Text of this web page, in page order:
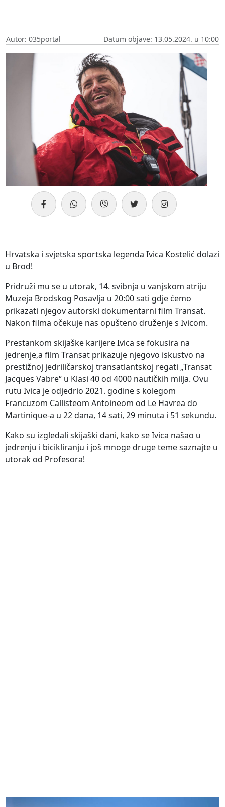
Autor: 035portal Datum objave: 13.05.2024. u 10:00
Hrvatska i svjetska sportska legenda Ivica Kostelić dolazi
u Brod!
Pridruži mu se u utorak, 14. svibnja u vanjskom atriju
Muzeja Brodskog Posavlja u 20:00 sati gdje ćemo
prikazati njegov autorski dokumentarni film Transat.
Nakon filma očekuje nas opušteno druženje s Ivicom.
Prestankom skijaške karijere Ivica se fokusira na
jedrenje,a film Transat prikazuje njegovo iskustvo na
prestižnoj jedriličarskoj transatlantskoj regati „Transat
Jacques Vabre“ u Klasi 40 od 4000 nautičkih milja. Ovu
rutu Ivica je odjedrio 2021. godine s kolegom
Francuzom Callisteom Antoineom od Le Havrea do
Martinique-a u 22 dana, 14 sati, 29 minuta i 51 sekundu.
Kako su izgledali skijaški dani, kako se Ivica našao u
jedrenju i bicikliranju i još mnoge druge teme saznajte u
utorak od Profesora!